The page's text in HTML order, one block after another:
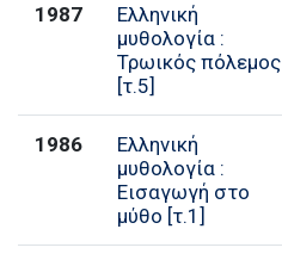
1987
Ελληνική
μυθολογία :
Τρωικός πόλεμος
[τ.5]
1986
Ελληνική
μυθολογία :
Εισαγωγή στο
μύθο [τ.1]